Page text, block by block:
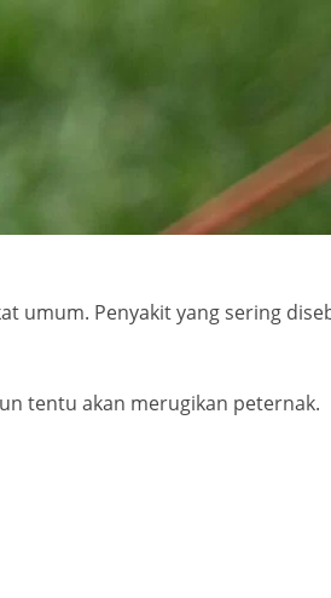
umum. Penyakit yang sering
tentu akan merugikan peternak.